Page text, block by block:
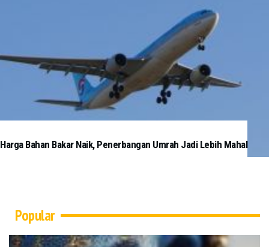
Harga Bahan Bakar Naik, Penerbangan Umrah Jadi Lebih Mahal
Popular